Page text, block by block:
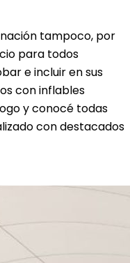
tampoco, por
para todos
e incluir en sus
con inflables
y conocé todas
con destacados